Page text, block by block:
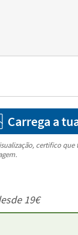
Carrega a
certifico que
19€